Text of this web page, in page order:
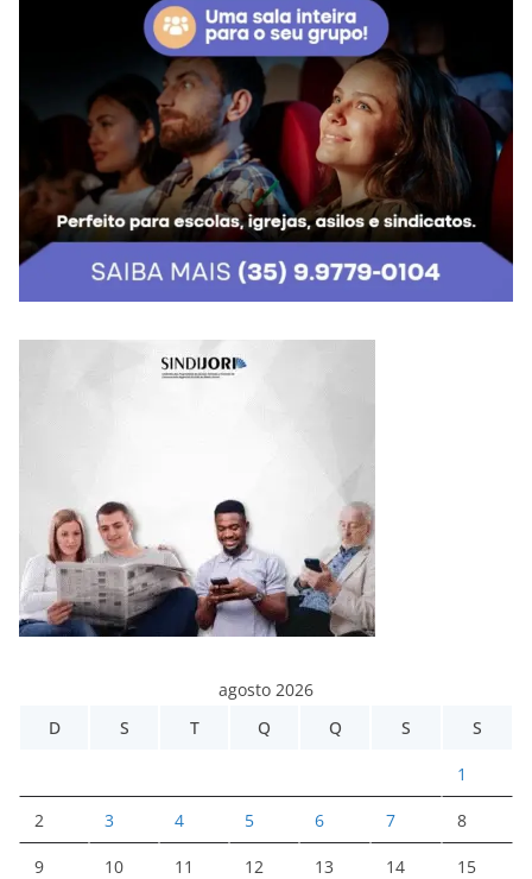
agosto 2026
D
S T Q Q S S
1
2 3 4 5 6 7 8
9 10 11 12 13 14 15